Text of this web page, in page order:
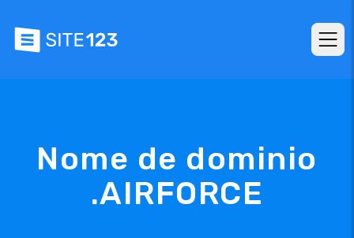
Nome de dominio
.AIRFORCE